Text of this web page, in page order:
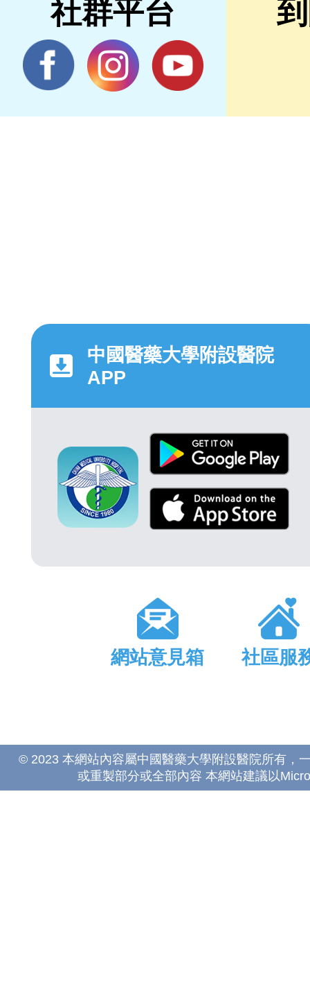
社群平台
中國醫藥大學附設醫院
APP
網站意見箱 社區服
© 2023 本網站內容屬中國醫藥大學附設醫院所有，
或重製部分或全部內容 本網站建議以